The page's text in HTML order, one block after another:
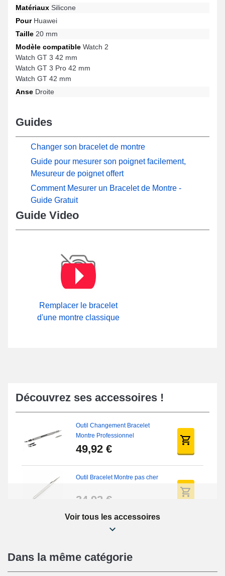
Matériaux Silicone
PourHuawei
Taille 20 mm
Modèle compatible Watch 2
Watch GT 3 42 mm
Watch GT 3 Pro 42 mm
Watch GT 42 mm
Anse Droite
Guides
Changer son bracelet de montre
Guide pour mesurer son poignet facilement,
Mesureur de poignet offert
Comment Mesurer un Bracelet de Montre -
Guide Gratuit
Guide Video
Remplacer le bracelet
d'une montre classique
Découvrez ses accessoires !
Outil Changement Bracelet
Montre Professionnel
49,92 €
Outil Bracelet Montre pas cher
34,92 €
Kit Réparation Montre Débutant
16,90 €
Voir tous les accessoires
Dans la même catégorie